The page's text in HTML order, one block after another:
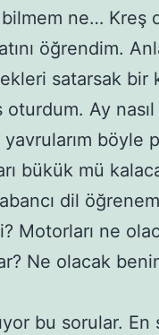
ne… Kreş
öğrendim.
satarsak bir
Ay nasıl
böyle
bükük mü
dil
Motorları ne
Ne olacak
bu sorular. En